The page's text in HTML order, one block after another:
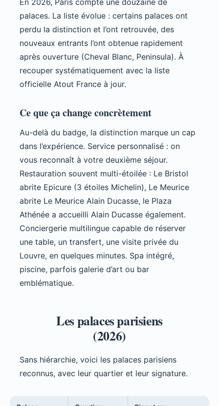
En 2026, Paris compte une douzaine de
palaces. La liste évolue : certains palaces ont
perdu la distinction et l’ont retrouvée, des
nouveaux entrants l’ont obtenue rapidement
après ouverture (Cheval Blanc, Peninsula). À
recouper systématiquement avec la liste
officielle Atout France à jour.
Ce que ça change concrètement
Au-delà du badge, la distinction marque un cap
dans l’expérience. Service personnalisé : on
vous reconnaît à votre deuxième séjour.
Restauration souvent multi-étoilée : Le Bristol
abrite Epicure (3 étoiles Michelin), Le Meurice
abrite Le Meurice Alain Ducasse, le Plaza
Athénée a accueilli Alain Ducasse également.
Conciergerie multilingue capable de réserver
une table, un transfert, une visite privée du
Louvre, en quelques minutes. Spa intégré,
piscine, parfois galerie d’art ou bar
emblématique.
Les palaces parisiens
(2026)
Sans hiérarchie, voici les palaces parisiens
reconnus, avec leur quartier et leur signature.